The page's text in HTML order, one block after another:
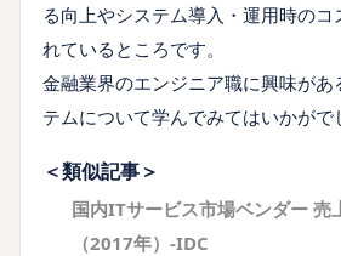
る向上やシステム導入・運用時のコ
れているところです。
金融業界のエンジニア職に興味があ
テムについて学んでみてはいかがで
＜類似記事＞
国内ITサービス市場ベンダー 売
（2017年）-IDC